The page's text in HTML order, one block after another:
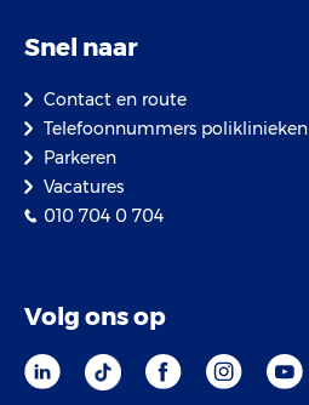
Snel naar
Contact en route
Telefoonnummers poliklinieken
Parkeren
Vacatures
010 704 0 704
Volg ons op